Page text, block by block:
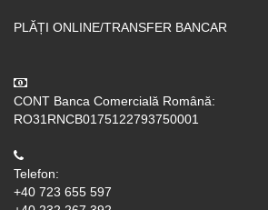
PLĂȚI ONLINE/TRANSFER BANCAR
CONT Banca Comercială Română:
RO31RNCB0175122793750001
Telefon:
+40 723 655 597